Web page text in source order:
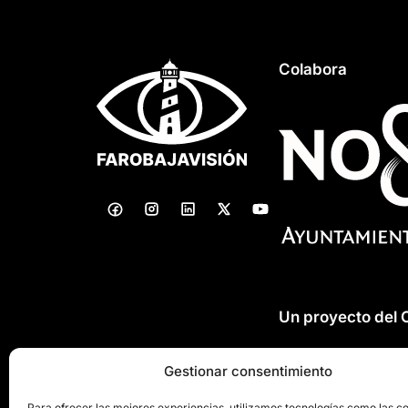
Gestionar consentimiento
Colabora
Un proyecto del